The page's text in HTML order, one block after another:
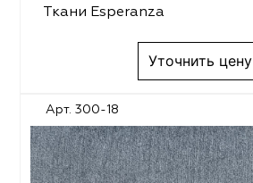
Ткани Esperanza
Уточнить цену
Арт. 300-18